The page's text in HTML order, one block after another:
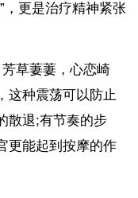
，更是治疗精神紧张
草萋萋，心恋崎
这种震荡可以防止
散退;有节奏的步
更能起到按摩的作